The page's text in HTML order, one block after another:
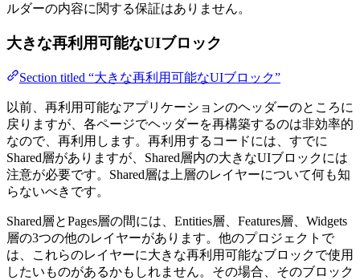
ルダーの内容に関する保証はありません。
大きな再利用可能なUIブロック
Section titled “大きな再利用可能なUIブロック”
以前、再利用可能なアプリケーションのヘッダーのところに
戻りますが、各ページでヘッダーを再構築するのは非効率的
なので、再利用します。再利用するコードには、すでに
Shared層がありますが、Shared層内の大きなUIブロックには
注意が必要です。Shared層は上層のレイヤーについて何も知
らないべきです。
Shared層とPages層の間には、Entities層、Features層、Widgets
層の3つの他のレイヤーがあります。他のプロジェクトで
は、これらのレイヤーに大きな再利用可能なブロックで使用
したいものがあるかもしれません。その場合、そのブロック